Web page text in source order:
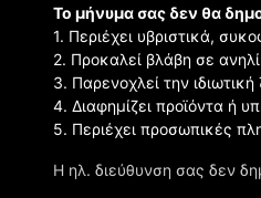
Η ηλ. διεύθυνση σας δεν
Το μήνυμα σας δεν θα
1. Περιέχει υβριστικά,
2. Προκαλεί βλάβη σε
3. Παρενοχλεί την
4. Διαφημίζει προϊόντα ή
5. Περιέχει προσωπικές